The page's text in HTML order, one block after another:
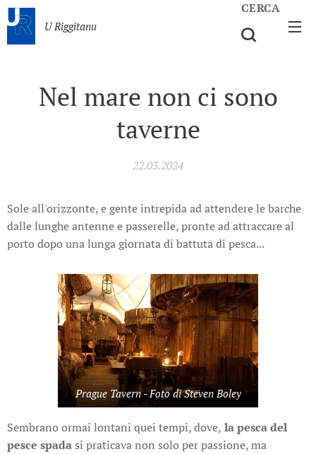
U Riggitanu
CERCA
Nel mare non ci sono
taverne
22.03.2024
Sole all'orizzonte, e gente intrepida ad attendere le barche
dalle lunghe antenne e passerelle, pronte ad attraccare al
porto dopo una lunga giornata di battuta di pesca...
Prague Tavern - Foto di Steven Boley
Sembrano ormai lontani quei tempi, dove, la pesca del
pesce spada si praticava non solo per passione, ma